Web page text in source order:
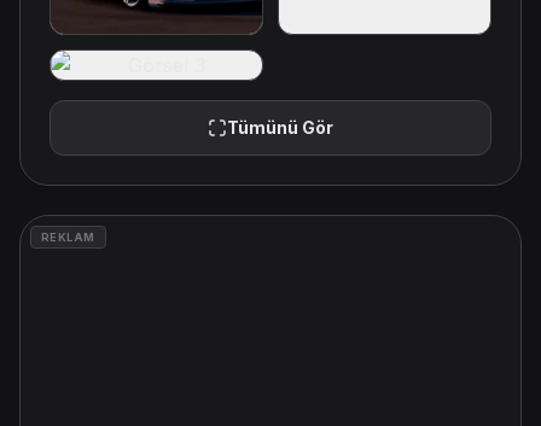
Tümünü Gör
REKLAM